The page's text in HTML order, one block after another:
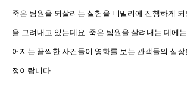
죽은 팀원을 되살리는 실험을 비밀리에 진행하게
을 그려내고 있는데요. 죽은 팀원을 살려내는 데에
어지는 끔찍한 사건들이 영화를 보는 관객들의 심
정이랍니다.